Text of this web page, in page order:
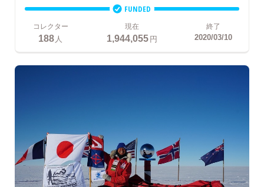
FUNDED
コレクター
188人
現在
1,944,055円
終了
2020/03/10